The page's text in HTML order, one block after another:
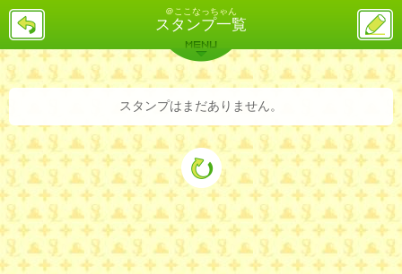
＠ここなっちゃん
スタンプ一覧
戻
ス
投
稿
バックナンバー 詳細検索 ランキング
MENU
スタンプはまだありません。